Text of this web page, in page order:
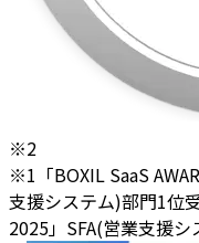
※2
※1「BOXIL SaaS
支援システム)部門1位
2025」SFA(営業支援